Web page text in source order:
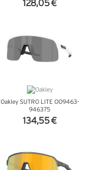
128,05 €
Oakley SUTRO LITE OO9463-
946375
134,55 €